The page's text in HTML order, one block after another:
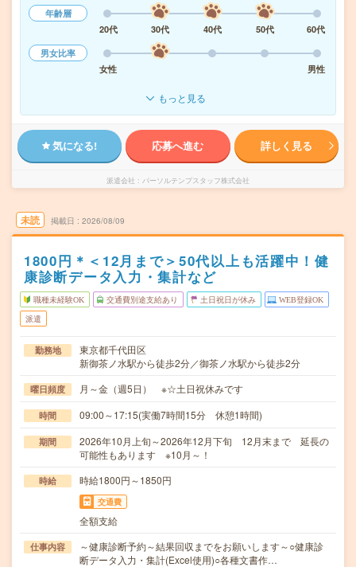
年齢層
20代
30代 40代 50代
60代
男女比率
女性
男性
もっと見る
気になる! 応募へ進む 詳しく見る
派遣会社 パーソルテンプスタッフ株式会社
未読 掲載日 2026/08/09
1800円＊＜12月まで＞50代以上も活躍中！健
康診断データ入力・集計など
職種未経験OK 交通費別途支給あり 土日祝日が休み WEB登録OK
派遣
勤務地
東京都千代田区
新御茶ノ水駅から徒歩2分／御茶ノ水駅から徒歩2分
曜日頻度 月～金（週5日） ※☆土日祝休みです
時間 09:00～17:15(実働7時間15分 休憩1時間)
期間
2026年10月上旬～2026年12月下旬 12月末まで 延長の
可能性もあります ※10月～！
時給 時給1800円～1850円
交通費
全額支給
仕事内容
～健康診断予約～結果回収までをお願いします～○健康診
断データ入力・集計(Excel使用)○各種文書作…